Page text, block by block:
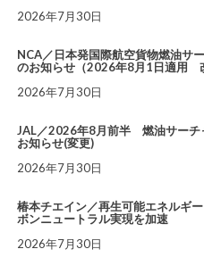
2026年7月30日
NCA／日本発国際航空貨物燃油サ
のお知らせ（2026年8月1日適用
2026年7月30日
JAL／2026年8月前半 燃油サーチ
お知らせ(変更)
2026年7月30日
椿本チエイン／再生可能エネルギ
ボンニュートラル実現を加速
2026年7月30日